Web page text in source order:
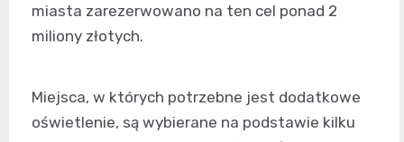
miasta zarezerwowano na ten cel ponad 2
miliony złotych.
Miejsca, w których potrzebne jest dodatkowe
oświetlenie, są wybierane na podstawie kilku